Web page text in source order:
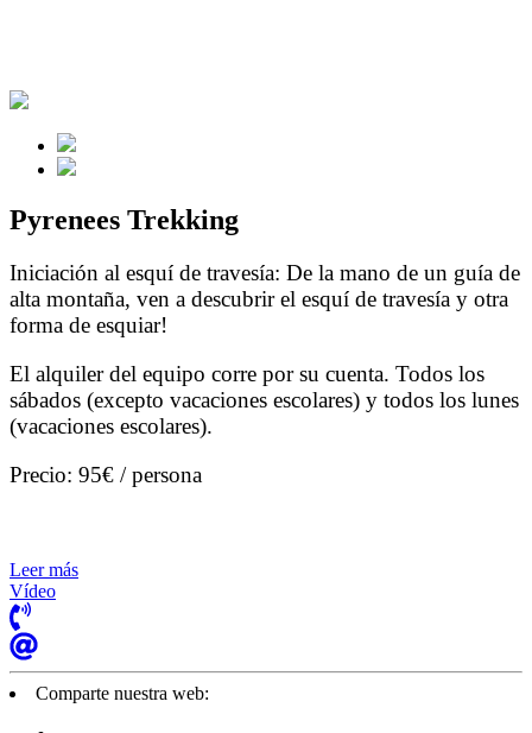
Pyrenees Trekking
Iniciación al esquí de travesía: De la mano de un guía de
alta montaña, ven a descubrir el esquí de travesía y otra
forma de esquiar!
El alquiler del equipo corre por su cuenta. Todos los
sábados (excepto vacaciones escolares) y todos los lunes
(vacaciones escolares).
Precio: 95€ / persona
Leer más
Vídeo
Comparte nuestra web: